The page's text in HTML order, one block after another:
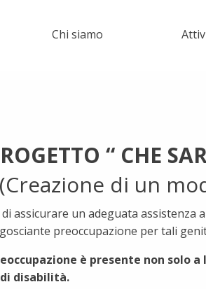
Chi siamo
“ CHE
(Creazione di un
di assicurare un adeguata
preoccupazione per tali
è presente non solo
disabilità.